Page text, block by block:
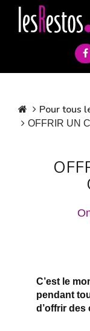
Pour tous
OFFRIR UN
C’est le
pendant
d’offrir des